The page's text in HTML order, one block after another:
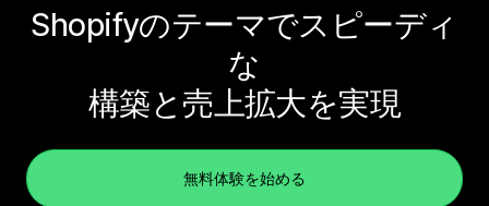
Shopifyのテーマでスピーディ
な
構築と売上拡大を実現
無料体験を始める